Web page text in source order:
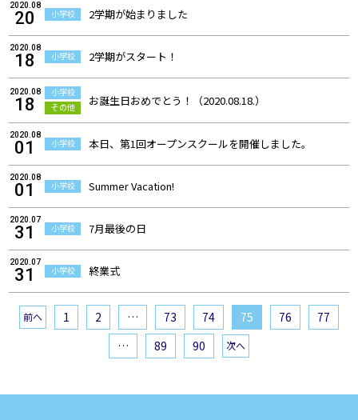
2020.08
20 小学校 2学期が始まりました
2020.08
18 小学校 2学期がスタート！
2020.08
18
小学校
その他
お誕生日おめでとう！（2020.08.18.）
2020.08
01 小学校 本日、第1回オープンスクールを開催しました。
2020.08
01 小学校 Summer Vacation!
2020.07
31 小学校 7月最後の日
2020.07
31 小学校 終業式
前へ 1 2 … 73 74 75 76
77
…
89 90 次へ